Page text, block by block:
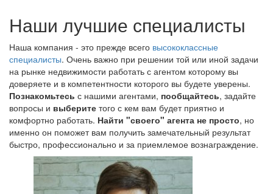
Наши лучшие специалисты
Наша компания - это прежде всего высококлассные
специалисты. Очень важно при решении той или иной задачи
на рынке недвижимости работать с агентом которому вы
доверяете и в компетентности которого вы будете уверены.
Познакомьтесь с нашими агентами, пообщайтесь, задайте
вопросы и выберите того с кем вам будет приятно и
комфортно работать. Найти "своего" агента не просто, но
именно он поможет вам получить замечательный результат
быстро, профессионально и за приемлемое вознаграждение.